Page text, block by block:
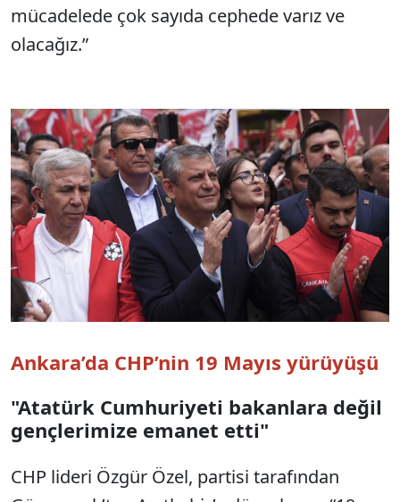
mücadelede çok sayıda cephede varız ve
olacağız.”
Ankara’da CHP’nin 19 Mayıs yürüyüşü
"Atatürk Cumhuriyeti bakanlara değil
gençlerimize emanet etti"
CHP lideri Özgür Özel, partisi tarafından